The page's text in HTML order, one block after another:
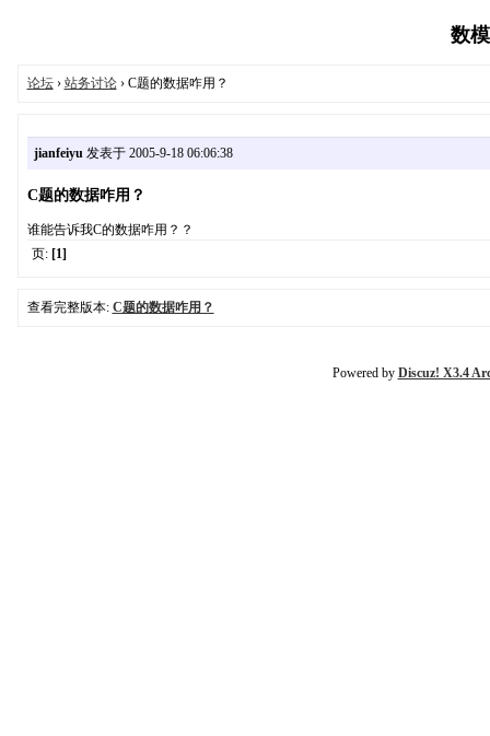
数
论坛› 站务讨论› C题的数据咋用？
jianfeiyu发表于 2005-9-18 06:06:38
C题的数据咋用？
谁能告诉我C的数据咋用？？
页: [1]
查看完整版本: C题的数据咋用？
Powered by Discuz! X3.4